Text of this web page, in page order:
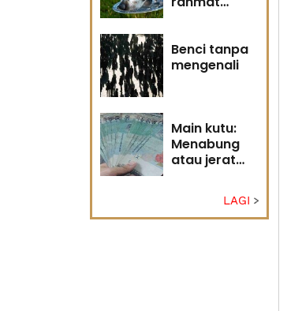
Benci tanpa
mengenali
Main kutu:
Menabung
atau jerat
LAGI